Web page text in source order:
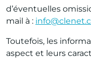
d’éventuelles
mail à :
Toutefois, les
aspect et leurs